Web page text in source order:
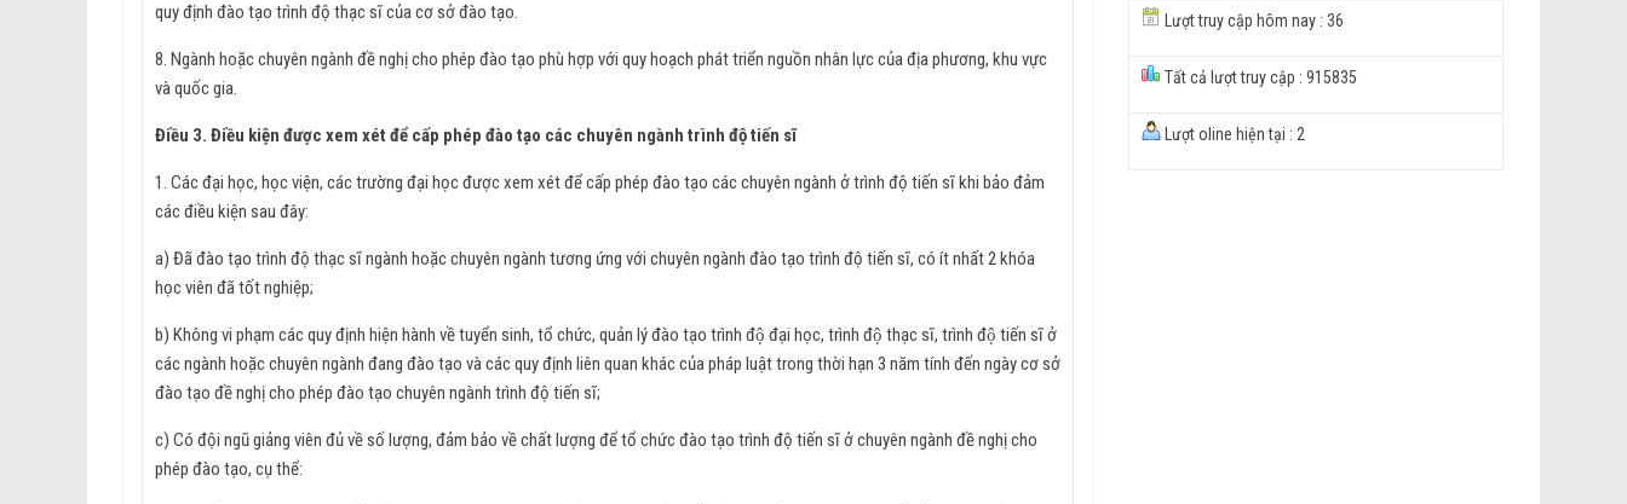
quy định đào tạo trình độ thạc sĩ của cơ sở đào tạo.
8. Ngành hoặc chuyên ngành đề nghị cho phép đào tạo phù hợp với quy hoạch phát triển nguồn nhân lực của địa phương, khu vực
và quốc gia.
Điều 3. Điều kiện được xem xét để cấp phép đào tạo các chuyên ngành trình độ tiến sĩ
1. Các đại học, học viện, các trường đại học được xem xét để cấp phép đào tạo các chuyên ngành ở trình độ tiến sĩ khi bảo đảm
các điều kiện sau đây:
a) Đã đào tạo trình độ thạc sĩ ngành hoặc chuyên ngành tương ứng với chuyên ngành đào tạo trình độ tiến sĩ, có ít nhất 2 khóa
học viên đã tốt nghiệp;
b) Không vi phạm các quy định hiện hành về tuyển sinh, tổ chức, quản lý đào tạo trình độ đại học, trình độ thạc sĩ, trình độ tiến sĩ ở
các ngành hoặc chuyên ngành đang đào tạo và các quy định liên quan khác của pháp luật trong thời hạn 3 năm tính đến ngày cơ sở
đào tạo đề nghị cho phép đào tạo chuyên ngành trình độ tiến sĩ;
c) Có đội ngũ giảng viên đủ về số lượng, đảm bảo về chất lượng để tổ chức đào tạo trình độ tiến sĩ ở chuyên ngành đề nghị cho
phép đào tạo, cụ thể:
Lượt truy cập hôm nay : 36
Tất cả lượt truy cập : 915835
Lượt oline hiện tại : 2